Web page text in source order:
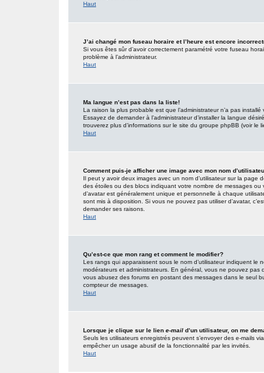
Haut
J’ai changé mon fuseau horaire et l’heure est encore
Si vous êtes sûr d’avoir correctement paramétré votre fuseau
problème à l’administrateur.
Haut
Ma langue n’est pas dans la liste!
La raison la plus probable est que l’administrateur n’a pas
Essayez de demander à l’administrateur d’installer la langue
trouverez plus d’informations sur le site du groupe phpBB (voir le
Haut
Comment puis-je afficher une image avec mon nom
Il peut y avoir deux images avec un nom d’utilisateur sur la
des étoiles ou des blocs indiquant votre nombre de messages
d’avatar est généralement unique et personnelle à chaque
sont mis à disposition. Si vous ne pouvez pas utiliser d’avatar,
demander ses raisons.
Haut
Qu’est-ce que mon rang et comment le modifier?
Les rangs qui apparaissent sous le nom d’utilisateur indiquent
modérateurs et administrateurs. En général, vous ne pouvez pas
vous abusez des forums en postant des messages dans le seul
compteur de messages.
Haut
Lorsque je clique sur le lien e-mail d’un utilisateur, on me
Seuls les utilisateurs enregistrés peuvent s’envoyer des e-mails
empêcher un usage abusif de la fonctionnalité par les invités.
Haut